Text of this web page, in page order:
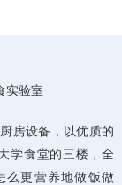
实验室
房设备，以优质的
学食堂的三楼，全
么更营养地做饭做